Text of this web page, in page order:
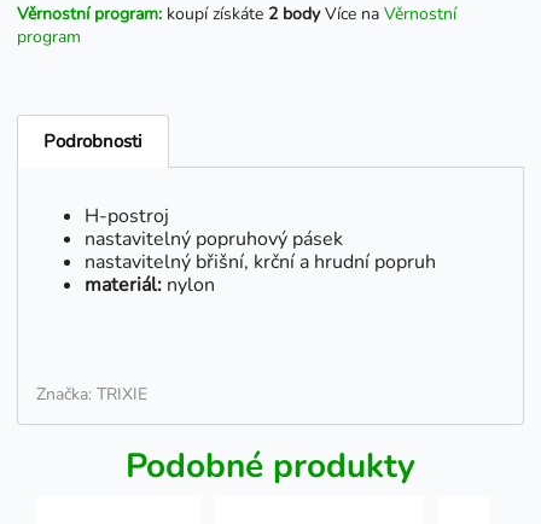
Věrnostní program: koupí získáte 2 bodyVíce na Věrnostní
program
Podrobnosti
H-postroj
nastavitelný popruhový pásek
nastavitelný břišní, krční a hrudní popruh
materiál: nylon
Značka: TRIXIE
Podobné produkty